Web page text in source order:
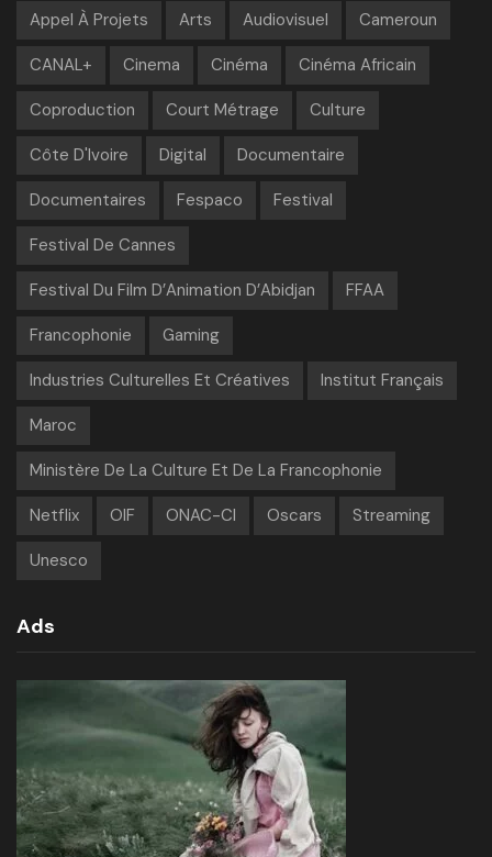
Appel À Projets Arts Audiovisuel Cameroun
CANAL+ Cinema Cinéma Cinéma Africain
Coproduction Court Métrage Culture
Côte D'Ivoire Digital Documentaire
Documentaires Fespaco Festival
Festival De Cannes
Festival Du Film D’Animation D’Abidjan FFAA
Francophonie Gaming
Industries Culturelles Et Créatives Institut Français
Maroc
Ministère De La Culture Et De La Francophonie
Netflix OIF ONAC-CI Oscars Streaming
Unesco
Ads